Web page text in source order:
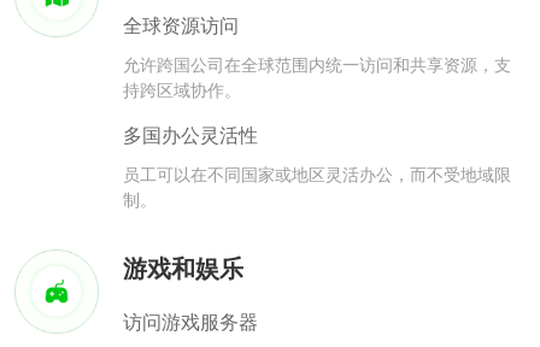
全球资源访问
允许跨国公司在全球范围内统一访问和共享资源，支
持跨区域协作。
多国办公灵活性
员工可以在不同国家或地区灵活办公，而不受地域限
制。
游戏和娱乐
访问游戏服务器